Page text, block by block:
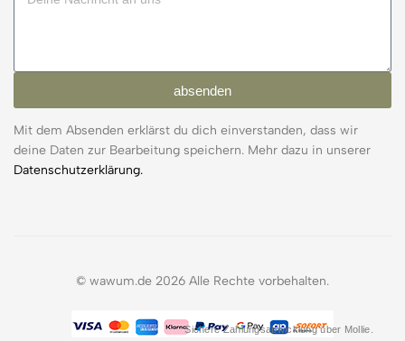
absenden
Mit dem Absenden erklärst du dich einverstanden, dass wir
deine Daten zur Bearbeitung speichern. Mehr dazu in unserer
Datenschutzerklärung.
© wawum.de 2026 Alle Rechte vorbehalten.
Sichere Zahlungsabwicklung über Mollie.